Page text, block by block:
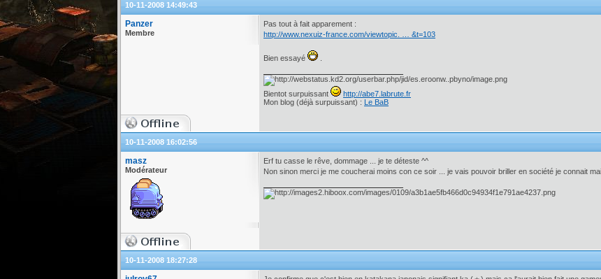
10-11-2008 14:49:43
Panzer
Membre
Pas tout à fait apparement :
http://www.nexuiz-france.com/viewtopic. … &t=103
Bien essayé
Bientot surpuissant
http://abe7.labrute.fr
Mon blog (déjà surpuissant) : Le BaB
10-11-2008 16:02:56
masz
Modérateur
Erf tu casse le rêve, dommage ... je te déteste ^^
Non sinon merci je me coucherai moins con ce soir ... je vais pouvoir briller en société je connait
10-11-2008 18:27:28